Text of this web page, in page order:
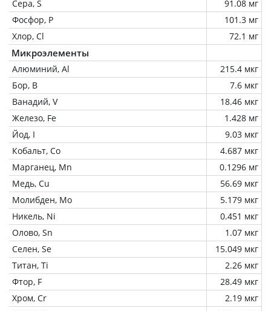
Сера, S
91.08 мг
Фосфор, P
101.3 мг
Хлор, Cl
72.1 мг
Микроэлементы
Алюминий, Al
215.4 мкг
Бор, B
7.6 мкг
Ванадий, V
18.46 мкг
Железо, Fe
1.428 мг
Йод, I
9.03 мкг
Кобальт, Co
4.687 мкг
Марганец, Mn
0.1296 мг
Медь, Cu
56.69 мкг
Молибден, Mo
5.179 мкг
Никель, Ni
0.451 мкг
Олово, Sn
1.07 мкг
Селен, Se
15.049 мкг
Титан, Ti
2.26 мкг
Фтор, F
28.49 мкг
Хром, Cr
2.19 мкг